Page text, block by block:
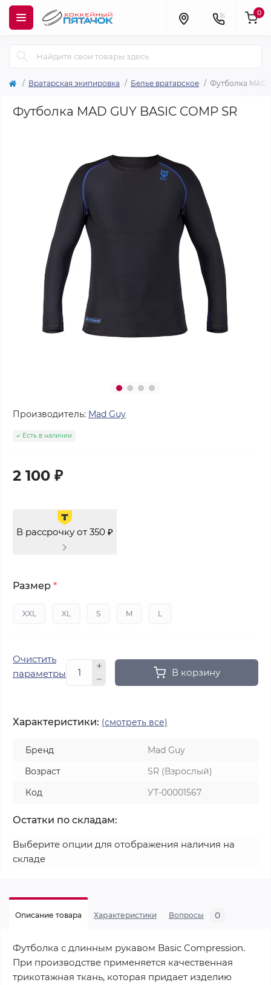
0
Вратарская экипировка Белье вратарское Футболка MAD
Футболка MAD GUY BASIC COMP SR
Производитель: Mad Guy
Есть в наличии
2 100 ₽
В рассрочку от 350 ₽
Размер *
XXL XL S M L
Очистить
параметры
В корзину
Характеристики: (смотреть все)
Бренд
Mad Guy
Возраст
SR (Взрослый)
Код
УТ-00001567
Остатки по складам:
Выберите опции для отображения наличия на
складе
Описание товара Характеристики Вопросы 0
Футболка с длинным рукавом Basic Compression.
При производстве применяется качественная
трикотажная ткань, которая придает изделию